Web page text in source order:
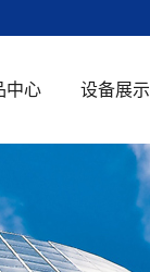
中心
璃
玻璃
设备展示